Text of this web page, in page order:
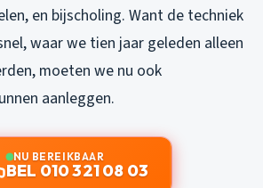
en bijscholing. Want de techniek
waar we tien jaar geleden alleen
moeten we nu ook
aanleggen.
NU BEREIKBAAR
BEL 010 321 08 03